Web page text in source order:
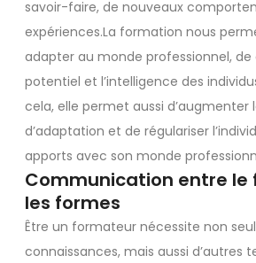
savoir-faire, de nouveaux
expériences.La formation nous
adapter au monde professionnel, de
potentiel et l’intelligence des
cela, elle permet aussi d’augmenter
d’adaptation et de régulariser
apports avec son monde
Communication entre
les formes
Être un formateur nécessite non
connaissances, mais aussi d’autres